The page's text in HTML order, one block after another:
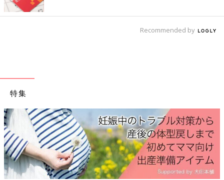
小須田 意識はありました。むき出しになっている骨を触ったこ
でした。救急車で運ばれて手術をするために麻酔されるまで、し
せん。引っ越しの作業中だったので助手席にアルバイトの助手が
乗っていました。助手は小・中・高の友人で奇跡的に軽傷だった
のが不幸中の幸いでした。事故後は救急車が来るまで、ずっと僕
の名前を呼んでくれていました。
――手術後、意識が戻ってからはどんなことを感じましたか？
小須田 それが不思議と右足を失ったということを悲観すること
Recommended by
特集